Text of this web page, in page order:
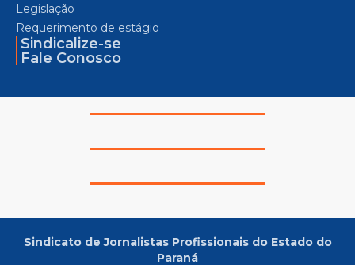
Legislação
Requerimento de estágio
Sindicalize-se
Fale Conosco
Sindicato de Jornalistas Profissionais do Estado do
Paraná